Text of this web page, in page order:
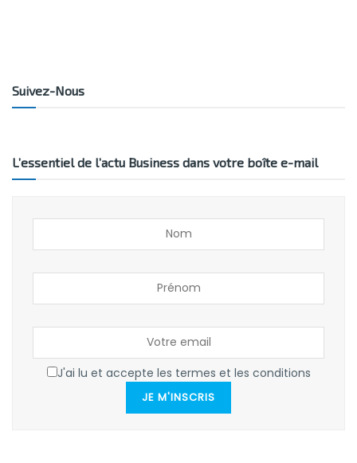
Suivez-Nous
L’essentiel de l’actu Business dans votre boîte e-mail
J'ai lu et accepte les termes et les conditions
JE M'INSCRIS